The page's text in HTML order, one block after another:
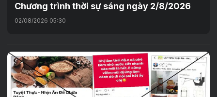
Chương trình thời sự sáng ngày 2/8/2026
02/08/2026 05:30